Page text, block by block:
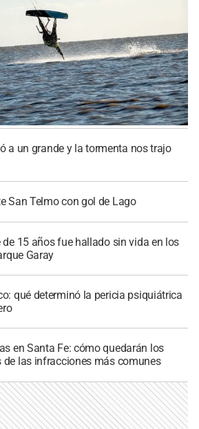
a un grande y la tormenta nos trajo
San Telmo con gol de Lago
de 15 años fue hallado sin vida en los
Garay
qué determinó la pericia psiquiátrica
en Santa Fe: cómo quedarán los
de las infracciones más comunes